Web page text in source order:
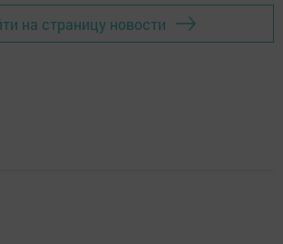
на страницу новости